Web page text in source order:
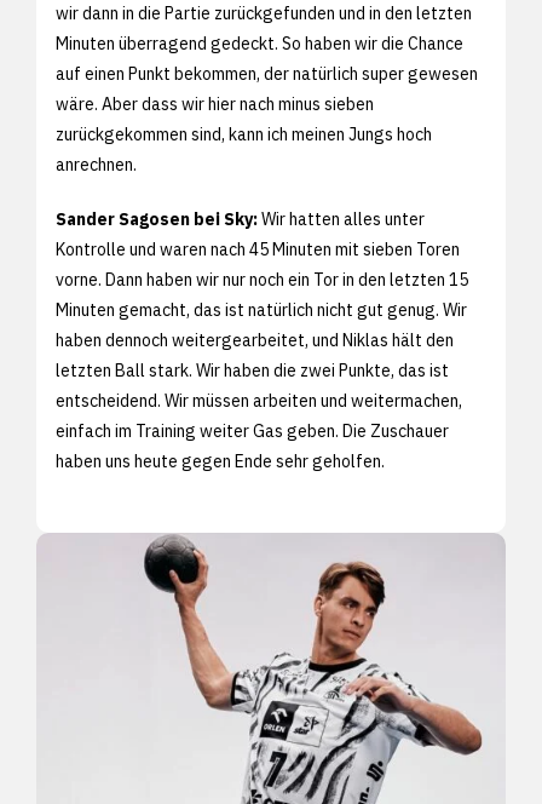
wir dann in die Partie zurückgefunden und in den letzten
Minuten überragend gedeckt. So haben wir die Chance
auf einen Punkt bekommen, der natürlich super gewesen
wäre. Aber dass wir hier nach minus sieben
zurückgekommen sind, kann ich meinen Jungs hoch
anrechnen.
Sander Sagosen bei Sky:Wir hatten alles unter
Kontrolle und waren nach 45 Minuten mit sieben Toren
vorne. Dann haben wir nur noch ein Tor in den letzten 15
Minuten gemacht, das ist natürlich nicht gut genug. Wir
haben dennoch weitergearbeitet, und Niklas hält den
letzten Ball stark. Wir haben die zwei Punkte, das ist
entscheidend. Wir müssen arbeiten und weitermachen,
einfach im Training weiter Gas geben. Die Zuschauer
haben uns heute gegen Ende sehr geholfen.